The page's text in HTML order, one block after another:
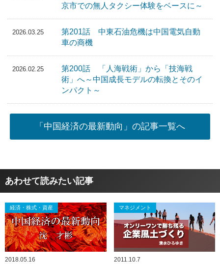
京市での無人タクシー体験をベースに～
2026.03.25
第201話 中東石油危機は中国電気自動
車の商機
2026.02.25
第200話 「人海戦術」から「技海戦
術」へ～中国成長モデルの転換とそのイ
ンパクト～
「中国経済の最新動向」の記事一覧へ
あわせて読みたい記事
経済・株式・資産
2018.05.16
マネジメント
2011.10.7